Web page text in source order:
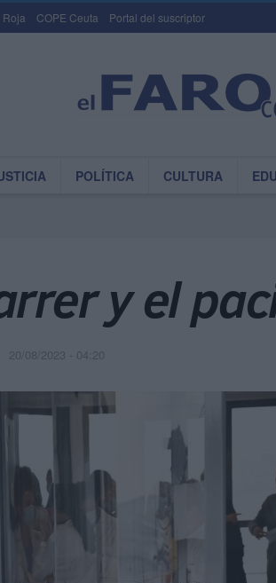
Roja COPE Ceuta Portal del suscriptor
POLÍTICA CULTURA
y el
20/08/2023 - 04:20